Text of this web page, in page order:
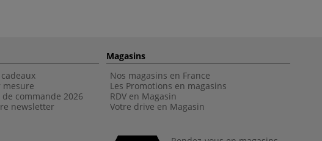
mesure
commande 2026
newsletter
Magasins
Nos magasins en France
Les Promotions en magasins
RDV en Magasin
Votre drive en Magasin